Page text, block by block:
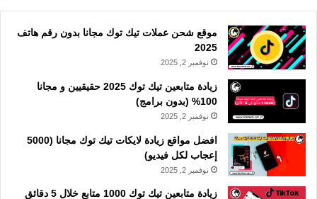
موقع شحن عملات تيك توك مجانا بدون رقم هاتف
2025
نوفمبر 2, 2025
زيادة متابعين تيك توك 2025 حقيقيين و مجانا
100% (بدون برامج)
نوفمبر 2, 2025
افضل مواقع زيادة لايكات تيك توك مجانا (5000
إعجاب لكل فيديو)
نوفمبر 2, 2025
زيادة متابعين تيك توك 1000 متابع خلال 5 دقائق